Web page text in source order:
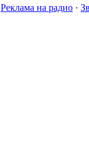
Реклама на радио ·